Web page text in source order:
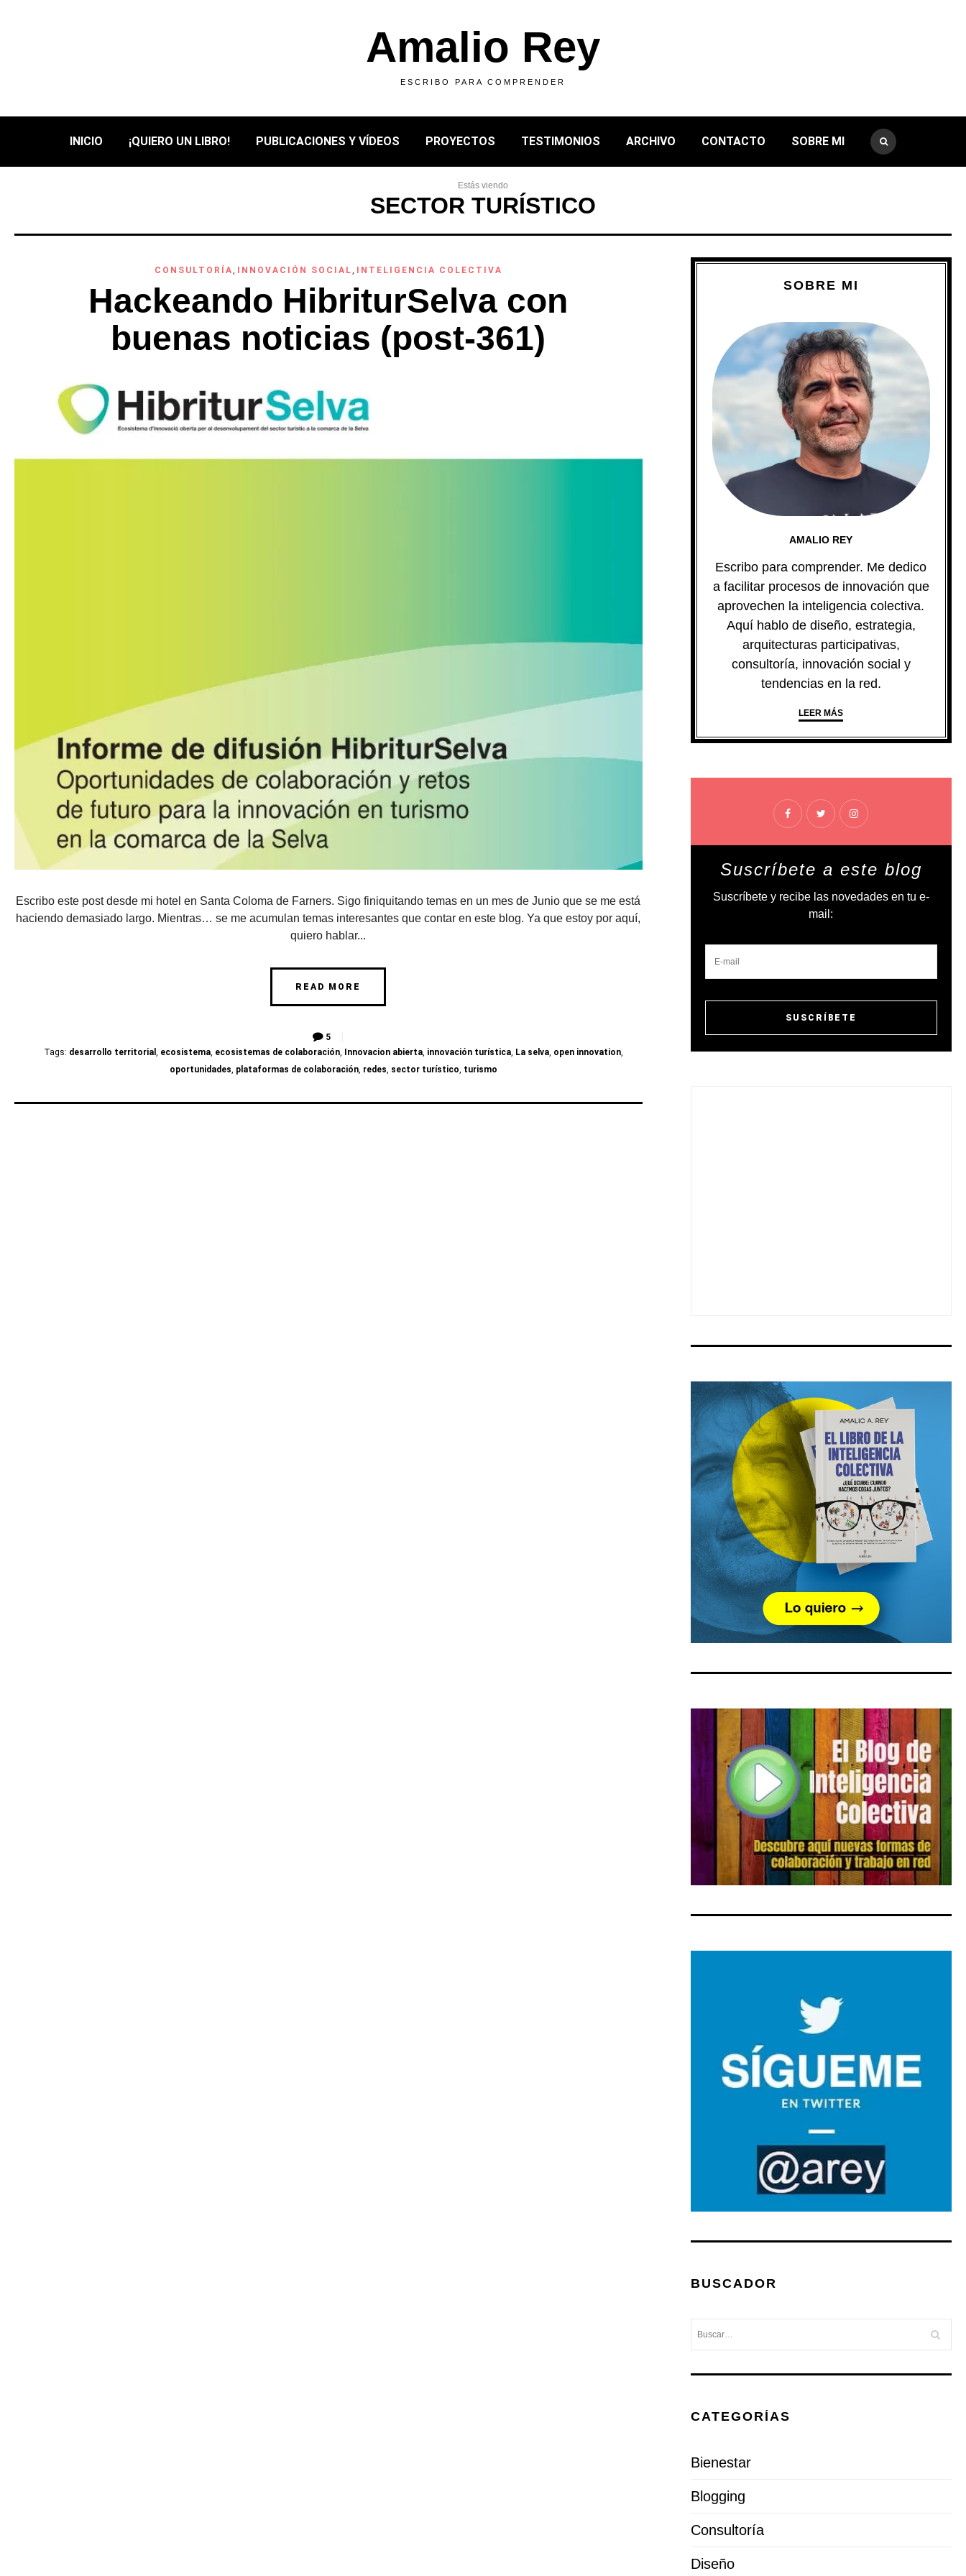
Amalio Rey
ESCRIBO PARA COMPRENDER
INICIO ¡QUIERO UN LIBRO! PUBLICACIONES Y VÍDEOS PROYECTOS TESTIMONIOS ARCHIVO CONTACTO SOBRE MI
Estás viendo
SECTOR TURÍSTICO
CONSULTORÍA, INNOVACIÓN SOCIAL, INTELIGENCIA COLECTIVA
Hackeando HibriturSelva con
buenas noticias (post-361)
Escribo este post desde mi hotel en Santa Coloma de Farners. Sigo finiquitando temas en un mes de Junio que se me está
haciendo demasiado largo. Mientras… se me acumulan temas interesantes que contar en este blog. Ya que estoy por aquí,
quiero hablar...
READ MORE
5
Tags: desarrollo territorial, ecosistema, ecosistemas de colaboración, Innovacion abierta, innovación turística, La selva, open innovation,
oportunidades, plataformas de colaboración, redes, sector turístico, turismo
SOBRE MI
AMALIO REY
Escribo para comprender. Me dedico
a facilitar procesos de innovación que
aprovechen la inteligencia colectiva.
Aquí hablo de diseño, estrategia,
arquitecturas participativas,
consultoría, innovación social y
tendencias en la red.
LEER MÁS
Suscríbete a este blog
Suscríbete y recibe las novedades en tu e-
mail:
BUSCADOR
CATEGORÍAS
Bienestar
Blogging
Consultoría
Diseño